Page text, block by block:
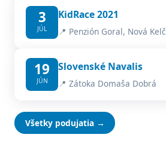
3
JÚL
KidRace 2021
📍 Penzión Goral, Nová
19
JÚN
Slovenské Navalis
📍 Zátoka Domaša Dobrá
Všetky podujatia →